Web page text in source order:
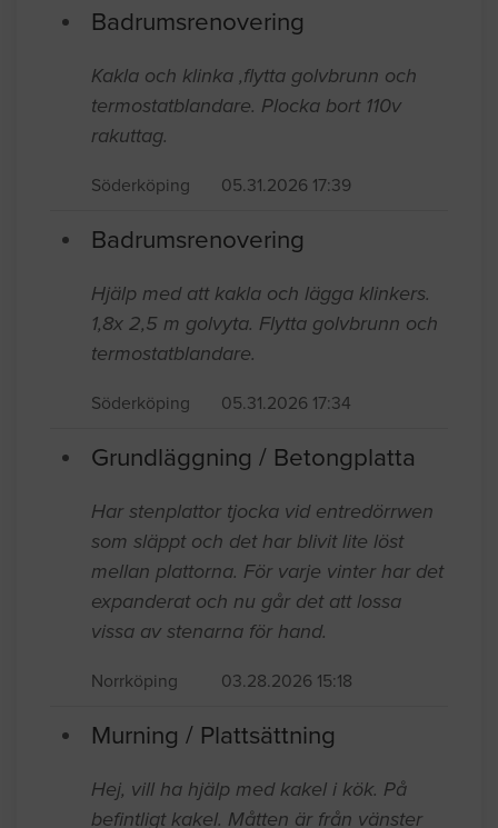
Badrumsrenovering
Kakla och klinka ,flytta golvbrunn och
termostatblandare. Plocka bort 110v
rakuttag.
Söderköping 05.31.2026 17:39
Badrumsrenovering
Hjälp med att kakla och lägga klinkers.
1,8x 2,5 m golvyta. Flytta golvbrunn och
termostatblandare.
Söderköping 05.31.2026 17:34
Grundläggning / Betongplatta
Har stenplattor tjocka vid entredörrwen
som släppt och det har blivit lite löst
mellan plattorna. För varje vinter har det
expanderat och nu går det att lossa
vissa av stenarna för hand.
Norrköping 03.28.2026 15:18
Murning / Plattsättning
Hej, vill ha hjälp med kakel i kök. På
befintligt kakel. Måtten är från vänster